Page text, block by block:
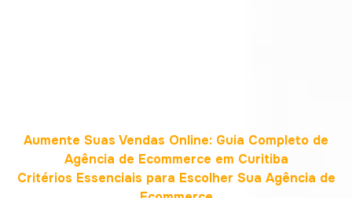
Aumente Suas Vendas Online: Guia Completo de
Agência de Ecommerce em Curitiba
Critérios Essenciais para Escolher Sua Agência de